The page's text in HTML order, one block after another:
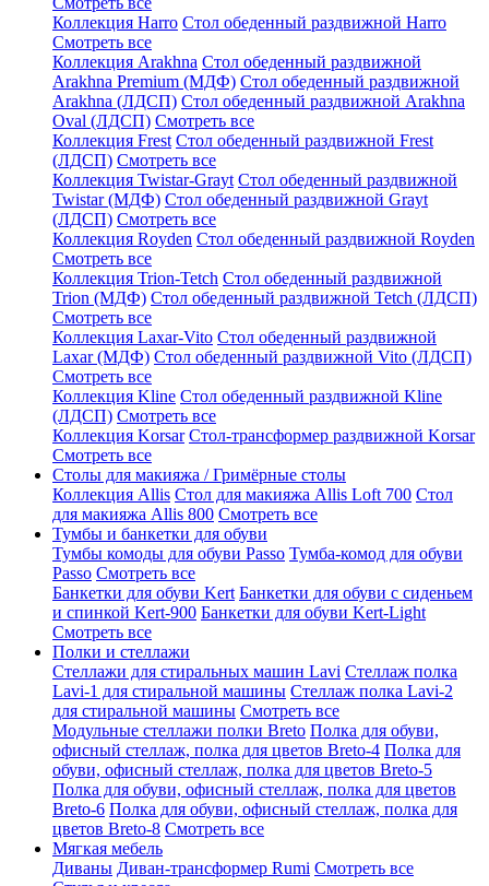
Коллекция Harro Стол обеденный раздвижной Harro
Смотреть все
Коллекция Arakhna Стол обеденный раздвижной
Arakhna Premium (МДФ) Стол обеденный раздвижной
Arakhna (ЛДСП) Стол обеденный раздвижной Arakhna
Oval (ЛДСП) Смотреть все
Коллекция Frest Стол обеденный раздвижной Frest
(ЛДСП) Смотреть все
Коллекция Twistar-Grayt Стол обеденный раздвижной
Twistar (МДФ) Стол обеденный раздвижной Grayt
(ЛДСП) Смотреть все
Коллекция Royden Стол обеденный раздвижной Royden
Смотреть все
Коллекция Trion-Tetch Стол обеденный раздвижной
Trion (МДФ) Стол обеденный раздвижной Tetch (ЛДСП)
Смотреть все
Коллекция Laxar-Vito Стол обеденный раздвижной
Laxar (МДФ) Стол обеденный раздвижной Vito (ЛДСП)
Смотреть все
Коллекция Kline Стол обеденный раздвижной Kline
(ЛДСП) Смотреть все
Коллекция Korsar Стол-трансформер раздвижной Korsar
Смотреть все
Столы для макияжа / Гримёрные столы
Коллекция Allis Стол для макияжа Allis Loft 700 Стол
для макияжа Allis 800 Смотреть все
Тумбы и банкетки для обуви
Тумбы комоды для обуви Passo Тумба-комод для обуви
Passo Смотреть все
Банкетки для обуви Kert Банкетки для обуви с сиденьем
и спинкой Kert-900 Банкетки для обуви Kert-Light
Смотреть все
Полки и стеллажи
Стеллажи для стиральных машин Lavi Стеллаж полка
Lavi-1 для стиральной машины Стеллаж полка Lavi-2
для стиральной машины Смотреть все
Модульные стеллажи полки Breto Полка для обуви,
офисный стеллаж, полка для цветов Breto-4 Полка для
обуви, офисный стеллаж, полка для цветов Breto-5
Полка для обуви, офисный стеллаж, полка для цветов
Breto-6 Полка для обуви, офисный стеллаж, полка для
цветов Breto-8 Смотреть все
Мягкая мебель
Диваны Диван-трансформер Rumi Смотреть все